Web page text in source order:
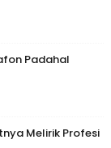
Padahal
Melirik Profesi